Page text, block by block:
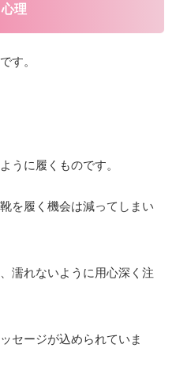
理
す。
うに履くものです。
を履く機会は減ってしまい
濡れないように用心深く注
セージが込められていま